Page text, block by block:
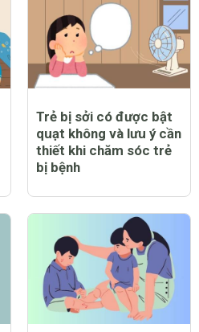
Trẻ bị sởi có được bật
quạt không và lưu ý cần
thiết khi chăm sóc trẻ
bị bệnh